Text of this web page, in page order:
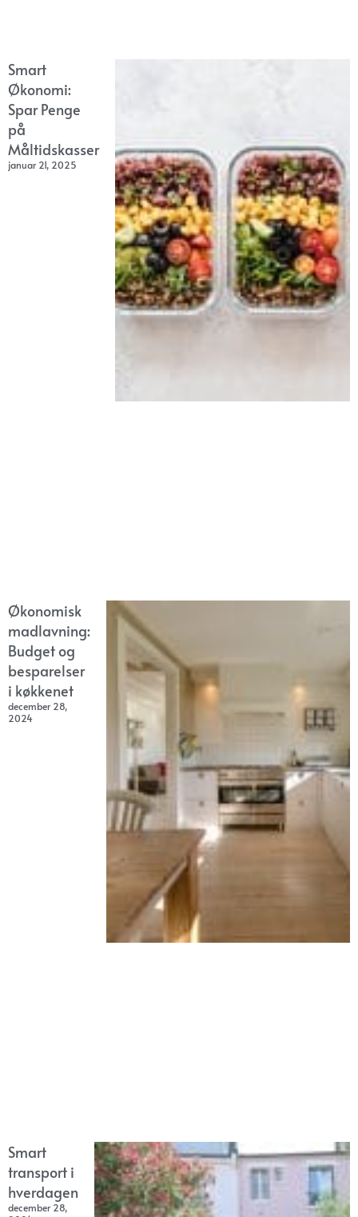
Smart
Økonomi:
Spar Penge
på
Måltidskasser
januar 21, 2025
Økonomisk
madlavning:
Budget og
besparelser
i køkkenet
december 28,
2024
Smart
transport i
hverdagen
december 28,